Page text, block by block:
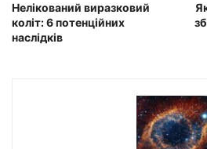
Нелікований виразковий
коліт: 6 потенційних
наслідків